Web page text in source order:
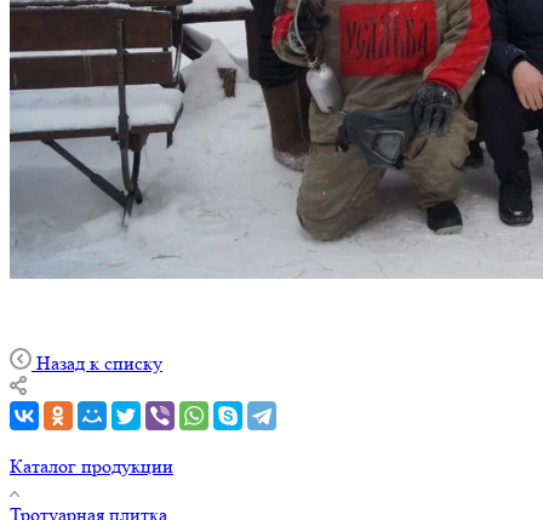
Назад к списку
Каталог продукции
Тротуарная плитка